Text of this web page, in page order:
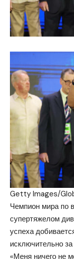
Getty Images/
Чемпион мира по
супертяжелом
успеха
исключительно
«Меня ничего не